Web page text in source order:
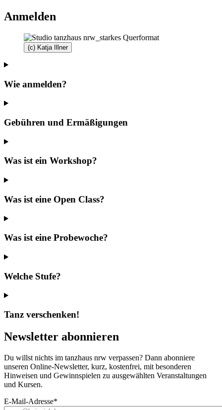
Anmelden
(c) Katja Illner
Wie anmelden?
Gebühren und Ermäßigungen
Was ist ein Workshop?
Was ist eine Open Class?
Was ist eine Probewoche?
Welche Stufe?
Tanz verschenken!
Newsletter abonnieren
Du willst nichts im tanzhaus nrw verpassen? Dann abonniere
unseren Online-Newsletter, kurz, kostenfrei, mit besonderen
Hinweisen und Gewinnspielen zu ausgewählten Veranstaltungen
und Kursen.
E-Mail-Adresse*